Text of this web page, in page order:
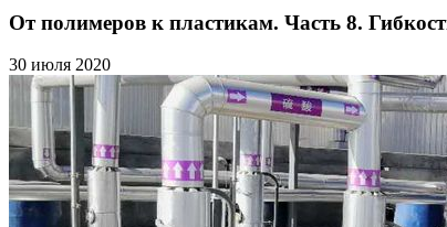
От полимеров к пластикам. Часть 8.
30 июля 2020